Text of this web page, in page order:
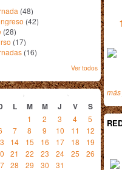
(48)
(42)
(28)
(17)
(16)
Ver todos
mayo 2018
L M M J V S
1 2 3 4
5
7 8 9 10 11
12
14 15 16 17 18
19
21 22 23 24 25
26
28 29 30 31